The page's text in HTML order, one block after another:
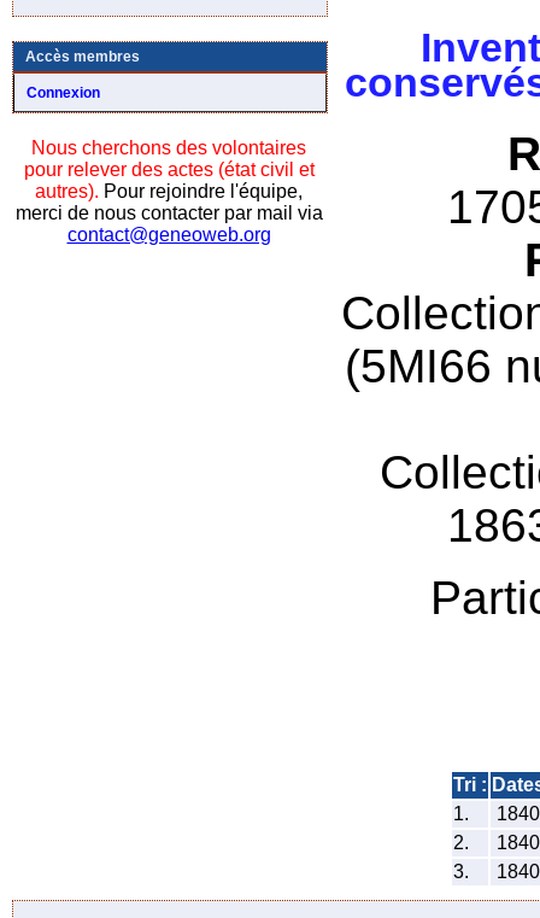
Accès membres
Connexion
Nous cherchons des volontaires
pour relever des actes (état civil et
autres). Pour rejoindre l'équipe,
merci de nous contacter par mail via
contact@geneoweb.org
(5MI66
Tri :
1.
2.
3.